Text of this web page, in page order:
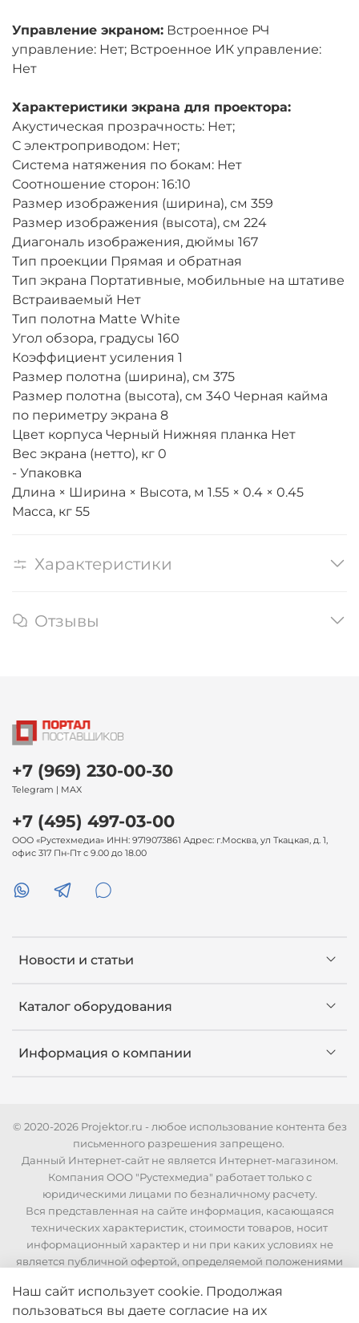
Управление экраном: Встроенное РЧ
управление: Нет; Встроенное ИК управление:
Нет
Характеристики экрана для проектора:
Акустическая прозрачность: Нет;
С электроприводом: Нет;
Система натяжения по бокам: Нет
Соотношение сторон: 16:10
Размер изображения (ширина), см 359
Размер изображения (высота), см 224
Диагональ изображения, дюймы 167
Тип проекции Прямая и обратная
Тип экрана Портативные, мобильные на штативе
Встраиваемый Нет
Тип полотна Matte White
Угол обзора, градусы 160
Коэффициент усиления 1
Размер полотна (ширина), см 375
Размер полотна (высота), см 340 Черная кайма
по периметру экрана 8
Цвет корпуса Черный Нижняя планка Нет
Вес экрана (нетто), кг 0
- Упаковка
Длина × Ширина × Высота, м 1.55 × 0.4 × 0.45
Масса, кг 55
Характеристики
Отзывы
Новости и статьи
Каталог оборудования
Информация о компании
+7 (969) 230-00-30
Telegram | MAX
+7 (495) 497-03-00
ООО «Рустехмедиа» ИНН: 9719073861 Адрес: г.Москва, ул Ткацкая, д. 1,
офис 317 Пн-Пт с 9.00 до 18.00
© 2020-2026 Projektor.ru - любое использование контента без
письменного разрешения запрещено.
Данный Интернет-сайт не является Интернет-магазином.
Компания ООО "Рустехмедиа" работает только с
юридическими лицами по безналичному расчету.
Вся представленная на сайте информация, касающаяся
технических характеристик, стоимости товаров, носит
информационный характер и ни при каких условиях не
является публичной офертой, определяемой положениями
стоимости и технических характеристик необходимо
связаться с нашими менеджерами по телефонам указанным
Наш сайт использует cookie. Продолжая
пользоваться вы даете согласие на их